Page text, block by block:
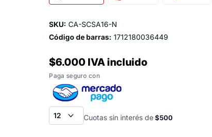
SKU: CA-SCSA16-N
Código de barras: 1712180036449
$6.000 IVA incluido
Paga seguro con
Cuotas sin interés de $500